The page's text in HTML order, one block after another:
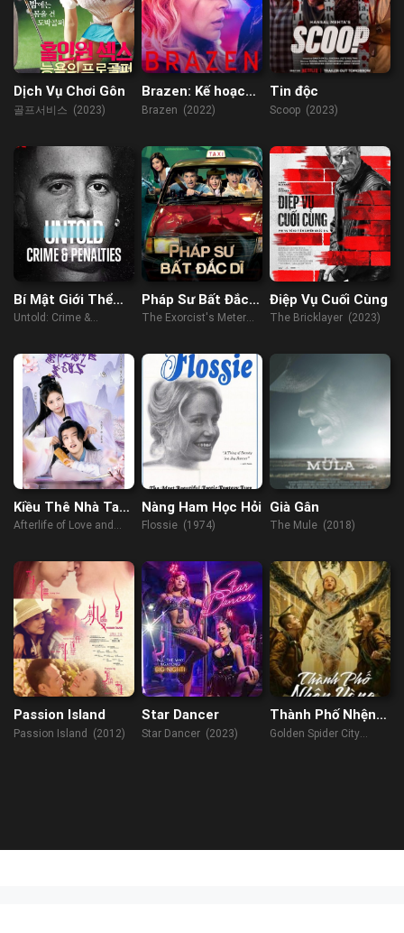
Dịch Vụ Chơi Gôn
골프서비스 (2023)
Brazen: Kế hoạch
liều lĩnh
Brazen (2022)
Tin độc
Scoop (2023)
Bí Mật Giới Thể
Thao: Tội Ác Và
Untold: Crime &
Pháp Sư Bất Đắc
Dĩ
The Exorcist's Meter
Điệp Vụ Cuối Cùng
The Bricklayer (2023)
Kiều Thê Nhà Ta
Không Dễ Chọc
Afterlife of Love and
Nàng Ham Học Hỏi
Flossie (1974)
Già Gân
The Mule (2018)
Passion Island
Passion Island (2012)
Star Dancer
Star Dancer (2023)
Thành Phố Nhện
Vàng
Golden Spider City